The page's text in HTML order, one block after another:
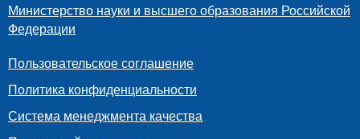
Министерство науки и высшего образования Российской
Федерации
Пользовательское соглашение
Политика конфиденциальности
Система менеджмента качества